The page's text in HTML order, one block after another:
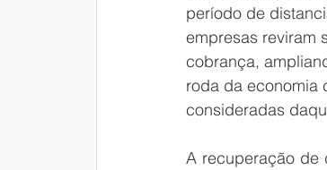
período de
empresas reviram
cobrança,
roda da economia
consideradas
A recuperação de